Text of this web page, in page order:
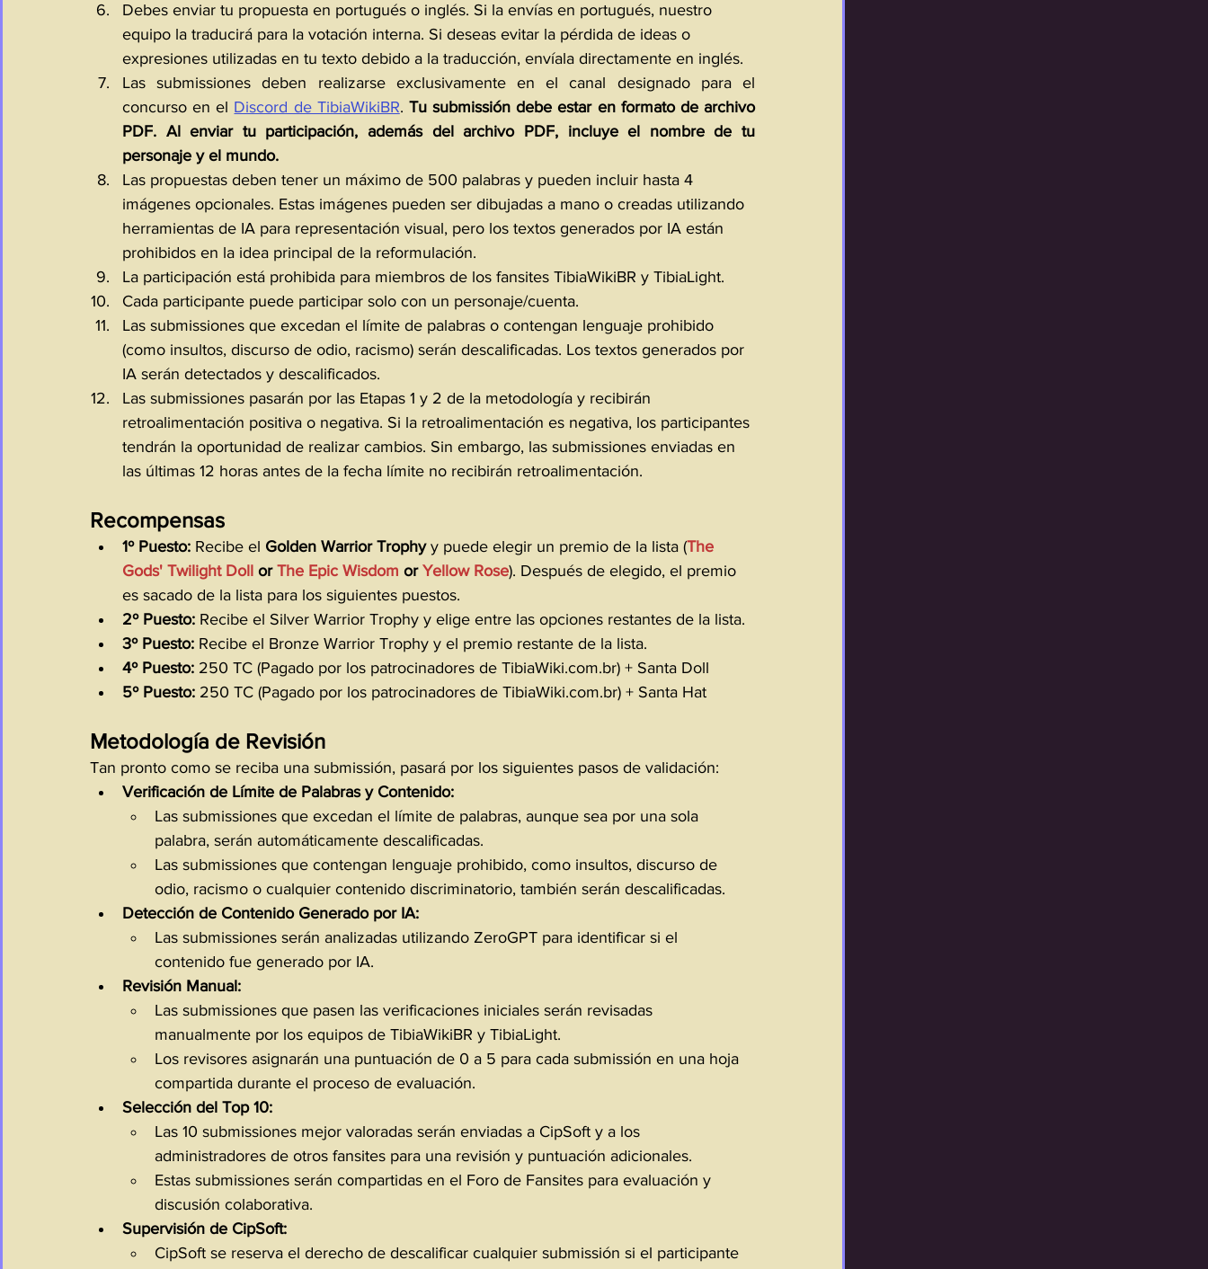
Debes enviar tu propuesta en portugués o inglés. Si la envías en portugués, nuestro
equipo la traducirá para la votación interna. Si deseas evitar la pérdida de ideas o
expresiones utilizadas en tu texto debido a la traducción, envíala directamente en inglés.
Las submissiones deben realizarse exclusivamente en el canal designado para el
concurso en el Discord de TibiaWikiBR. Tu submissión debe estar en formato de archivo
PDF. Al enviar tu participación, además del archivo PDF, incluye el nombre de tu
personaje y el mundo.
Las propuestas deben tener un máximo de 500 palabras y pueden incluir hasta 4
imágenes opcionales. Estas imágenes pueden ser dibujadas a mano o creadas utilizando
herramientas de IA para representación visual, pero los textos generados por IA están
prohibidos en la idea principal de la reformulación.
La participación está prohibida para miembros de los fansites TibiaWikiBR y TibiaLight.
Cada participante puede participar solo con un personaje/cuenta.
Las submissiones que excedan el límite de palabras o contengan lenguaje prohibido
(como insultos, discurso de odio, racismo) serán descalificadas. Los textos generados por
IA serán detectados y descalificados.
Las submissiones pasarán por las Etapas 1 y 2 de la metodología y recibirán
retroalimentación positiva o negativa. Si la retroalimentación es negativa, los participantes
tendrán la oportunidad de realizar cambios. Sin embargo, las submissiones enviadas en
las últimas 12 horas antes de la fecha límite no recibirán retroalimentación.
Recompensas
1º Puesto: Recibe el Golden Warrior Trophy y puede elegir un premio de la lista (The
Gods' Twilight Doll or The Epic Wisdom or Yellow Rose). Después de elegido, el premio
es sacado de la lista para los siguientes puestos.
2º Puesto: Recibe el Silver Warrior Trophy y elige entre las opciones restantes de la lista.
3º Puesto: Recibe el Bronze Warrior Trophy y el premio restante de la lista.
4º Puesto: 250 TC (Pagado por los patrocinadores de TibiaWiki.com.br) + Santa Doll
5º Puesto: 250 TC (Pagado por los patrocinadores de TibiaWiki.com.br) + Santa Hat
Metodología de Revisión
Tan pronto como se reciba una submissión, pasará por los siguientes pasos de validación:
Verificación de Límite de Palabras y Contenido:
Las submissiones que excedan el límite de palabras, aunque sea por una sola
palabra, serán automáticamente descalificadas.
Las submissiones que contengan lenguaje prohibido, como insultos, discurso de
odio, racismo o cualquier contenido discriminatorio, también serán descalificadas.
Detección de Contenido Generado por IA:
Las submissiones serán analizadas utilizando ZeroGPT para identificar si el
contenido fue generado por IA.
Revisión Manual:
Las submissiones que pasen las verificaciones iniciales serán revisadas
manualmente por los equipos de TibiaWikiBR y TibiaLight.
Los revisores asignarán una puntuación de 0 a 5 para cada submissión en una hoja
compartida durante el proceso de evaluación.
Selección del Top 10:
Las 10 submissiones mejor valoradas serán enviadas a CipSoft y a los
administradores de otros fansites para una revisión y puntuación adicionales.
Estas submissiones serán compartidas en el Foro de Fansites para evaluación y
discusión colaborativa.
Supervisión de CipSoft:
CipSoft se reserva el derecho de descalificar cualquier submissión si el participante